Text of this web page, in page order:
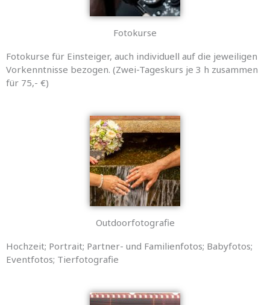
Fotokurse
Fotokurse für Einsteiger, auch individuell auf die jeweiligen
Vorkenntnisse bezogen. (Zwei-Tageskurs je 3 h zusammen
für 75,- €)
Outdoorfotografie
Hochzeit; Portrait; Partner- und Familienfotos; Babyfotos;
Eventfotos; Tierfotografie